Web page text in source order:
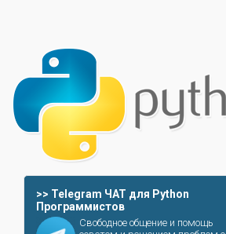
>> Telegram ЧАТ для Python
Программистов
Свободное общение и помощь